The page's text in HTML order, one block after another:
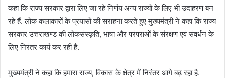
कहा कि राज्य सरकार द्वारा लिए जा रहे निर्णय अन्य राज्यों के लिए भी उदाहरण बन
रहे हैं. लोक कलाकारों के प्रयासों की सराहना करते हुए मुख्यमंत्री ने कहा कि राज्य
सरकार उत्तराखण्ड की लोकसंस्कृति, भाषा और परंपराओं के संरक्षण एवं संवर्धन के
लिए निरंतर कार्य कर रही है.
मुख्यमंत्री ने कहा कि हमारा राज्य, विकास के क्षेत्र में निरंतर आगे बढ़ रहा है.